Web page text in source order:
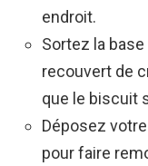
endroit.
Sortez la
recouvert de
que le biscuit
Déposez
pour faire